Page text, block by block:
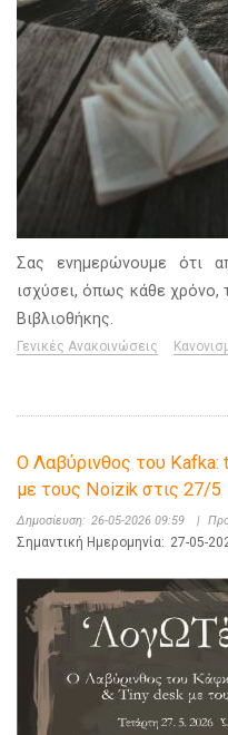
Σας ενημερώνουμε ότι
ισχύσει, όπως κάθε χρόνο,
Βιβλιοθήκης.
Γενικές Ανακοινώσεις
Ο Λαβύρινθος του Kafka:
με τους Noizik στις 27/5
Δημοσίευση: 26-05-2026 09:59 |
Σημαντική Ημερομηνία: 27-05-